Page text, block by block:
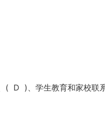
( D )、学生教育和家校联